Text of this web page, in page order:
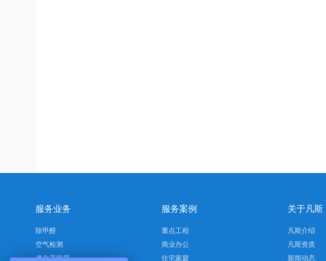
服务业务
除甲醛
空气检测
净化器租赁
服务案例
重点工程
商业办公
住宅家庭
关于凡斯
凡斯介绍
凡斯资质
新闻动态